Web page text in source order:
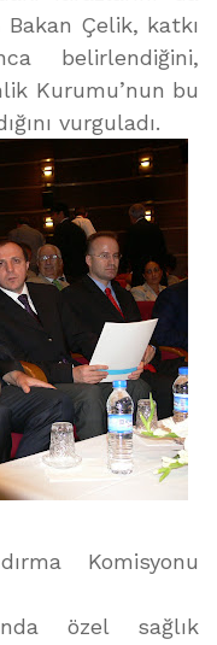
Bakan Çelik, katkı
belirlendiğini,
Kurumu’nun bu
vurguladı.
Komisyonu
özel sağlık